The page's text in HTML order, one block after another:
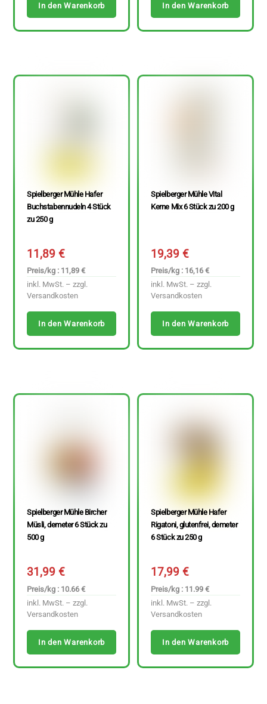
In den Warenkorb In den Warenkorb
Spielberger Mühle Hafer
Buchstabennudeln 4 Stück
zu 250 g
11,89€
Preis/kg : 11,89 €
inkl. MwSt. – zzgl.
Versandkosten
In den Warenkorb
Spielberger Mühle Vital
Kerne Mix 6 Stück zu 200 g
19,39€
Preis/kg : 16,16 €
inkl. MwSt. – zzgl.
Versandkosten
In den Warenkorb
Spielberger Mühle Bircher
Müsli, demeter 6 Stück zu
500 g
31,99€
Preis/kg : 10.66 €
inkl. MwSt. – zzgl.
Versandkosten
In den Warenkorb
Spielberger Mühle Hafer
Rigatoni, glutenfrei, demeter
6 Stück zu 250 g
17,99€
Preis/kg : 11.99 €
inkl. MwSt. – zzgl.
Versandkosten
In den Warenkorb